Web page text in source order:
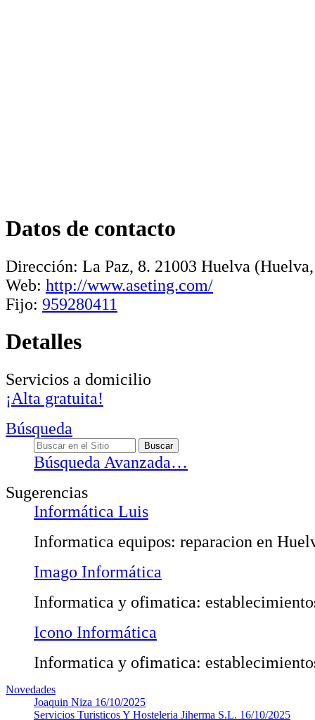
Datos de contacto
Dirección: La Paz, 8. 21003 Huelva
Web: http://www.aseting.com/
Fijo: 959280411
Detalles
Servicios a domicilio
¡Alta gratuita!
Búsqueda
Búsqueda Avanzada…
Sugerencias
Informática Luis
Informatica equipos: reparacion en
Imago Informática
Informatica y ofimatica:
Icono Informática
Informatica y ofimatica:
Novedades
Joaquin Niza 16/10/2025
Servicios Turisticos Y Hosteleria Jiherma S.L. 16/10/2025